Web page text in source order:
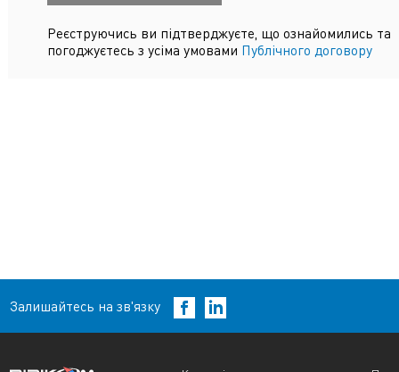
Реєструючись ви підтверджуєте, що ознайомились та
погоджуєтесь з усіма умовами Публічного договору
Залишайтесь на зв'язку